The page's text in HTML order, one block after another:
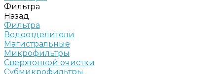
Фильтра
Назад
Фильтра
Водоотделители
Магистральные
Микрофильтры
Сверхтонкой очистки
Субмикрофильтры